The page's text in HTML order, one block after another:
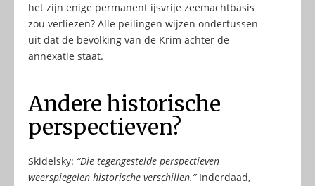
het zijn enige permanent ijsvrije zeemachtbasis
zou verliezen? Alle peilingen wijzen ondertussen
uit dat de bevolking van de Krim achter de
annexatie staat.
Andere historische
perspectieven?
Skidelsky: “Die tegengestelde perspectieven
weerspiegelen historische verschillen.”Inderdaad,